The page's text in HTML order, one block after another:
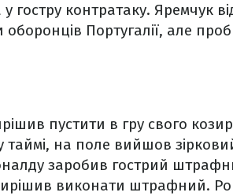
гостру контратаку. Яремчук
Португалії, але
пустити в гру свого
на поле вийшов
заробив гострий
виконати штрафний.